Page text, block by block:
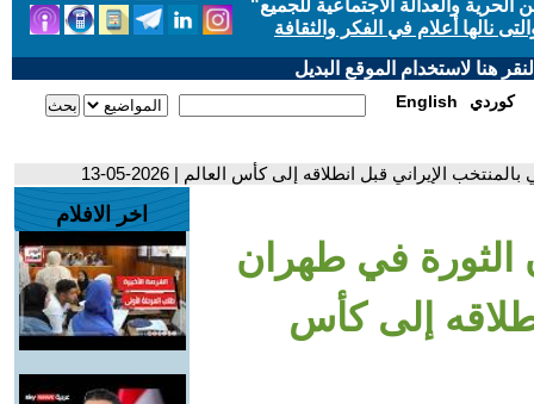
والعدالة الاجتماعية للجميع"
نالها أعلام في الفكر والثقافة
هنا لاستخدام الموقع البديل
English كوردي
الإيراني قبل انطلاقه إلى كأس العالم | 2026-05-13
الثورة في طهران
إلى كأس
اخر الافلام